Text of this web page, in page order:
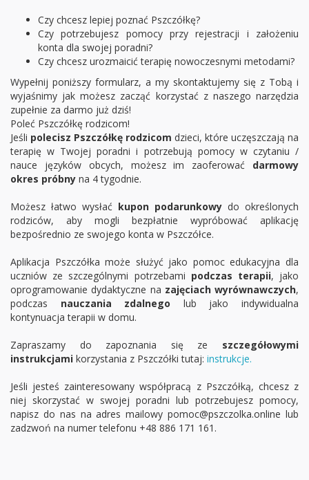
Czy chcesz lepiej poznać Pszczółkę?
Czy potrzebujesz pomocy przy rejestracji i założeniu
konta dla swojej poradni?
Czy chcesz urozmaicić terapię nowoczesnymi metodami?
Wypełnij poniższy formularz, a my skontaktujemy się z Tobą i
wyjaśnimy jak możesz zacząć korzystać z naszego narzędzia
zupełnie za darmo już dziś!
Poleć Pszczółkę rodzicom!
Jeśli polecisz Pszczółkę rodzicom dzieci, które uczęszczają na
terapię w Twojej poradni i potrzebują pomocy w czytaniu /
nauce języków obcych, możesz im zaoferować darmowy
okres próbny na 4 tygodnie.
Możesz łatwo wysłać kupon podarunkowy do określonych
rodziców, aby mogli bezpłatnie wypróbować aplikację
bezpośrednio ze swojego konta w Pszczółce.
Aplikacja Pszczółka może służyć jako pomoc edukacyjna dla
uczniów ze szczególnymi potrzebami podczas terapii, jako
oprogramowanie dydaktyczne na zajęciach wyrównawczych,
podczas nauczania zdalnego lub jako indywidualna
kontynuacja terapii w domu.
Zapraszamy do zapoznania się ze szczegółowymi
instrukcjami korzystania z Pszczółki tutaj: instrukcje.
Jeśli jesteś zainteresowany współpracą z Pszczółką, chcesz z
niej skorzystać w swojej poradni lub potrzebujesz pomocy,
napisz do nas na adres mailowy pomoc@pszczolka.online lub
zadzwoń na numer telefonu +48 886 171 161.